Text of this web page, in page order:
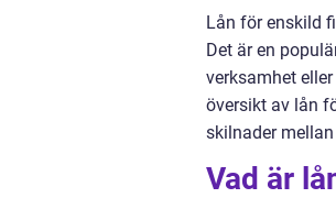
Lån för enskild
Det är en
verksamhet
översikt av lån
skilnader
Vad är